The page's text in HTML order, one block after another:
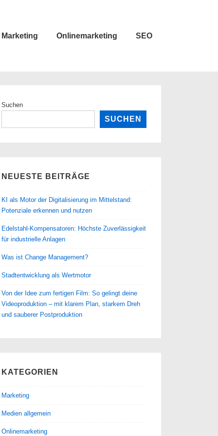
Marketing Onlinemarketing SEO
Suchen
SUCHEN
NEUESTE BEITRÄGE
KI als Motor der Digitalisierung im Mittelstand:
Potenziale erkennen und nutzen
Edelstahl-Kompensatoren: Höchste Zuverlässigkeit
für industrielle Anlagen
Was ist Change Management?
Stadtentwicklung als Wertmotor
Von der Idee zum fertigen Film: So gelingt deine
Videoproduktion – mit klarem Plan, starkem Dreh
und sauberer Postproduktion
KATEGORIEN
Marketing
Medien allgemein
Onlinemarketing